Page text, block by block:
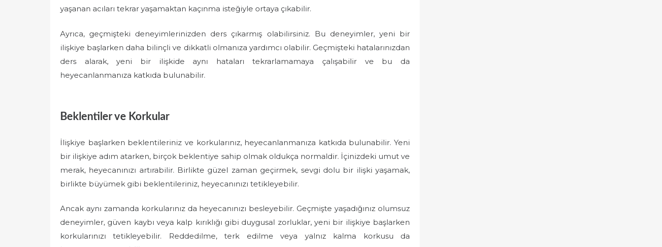
yaşanan acıları tekrar yaşamaktan kaçınma isteğiyle ortaya çıkabilir.
Ayrıca, geçmişteki deneyimlerinizden ders çıkarmış olabilirsiniz. Bu deneyimler, yeni bir
ilişkiye başlarken daha bilinçli ve dikkatli olmanıza yardımcı olabilir. Geçmişteki hatalarınızdan
ders alarak, yeni bir ilişkide aynı hataları tekrarlamamaya çalışabilir ve bu da
heyecanlanmanıza katkıda bulunabilir.
Beklentiler ve Korkular
İlişkiye başlarken beklentileriniz ve korkularınız, heyecanlanmanıza katkıda bulunabilir. Yeni
bir ilişkiye adım atarken, birçok beklentiye sahip olmak oldukça normaldir. İçinizdeki umut ve
merak, heyecanınızı artırabilir. Birlikte güzel zaman geçirmek, sevgi dolu bir ilişki yaşamak,
birlikte büyümek gibi beklentileriniz, heyecanınızı tetikleyebilir.
Ancak aynı zamanda korkularınız da heyecanınızı besleyebilir. Geçmişte yaşadığınız olumsuz
deneyimler, güven kaybı veya kalp kırıklığı gibi duygusal zorluklar, yeni bir ilişkiye başlarken
korkularınızı tetikleyebilir. Reddedilme, terk edilme veya yalnız kalma korkusu da